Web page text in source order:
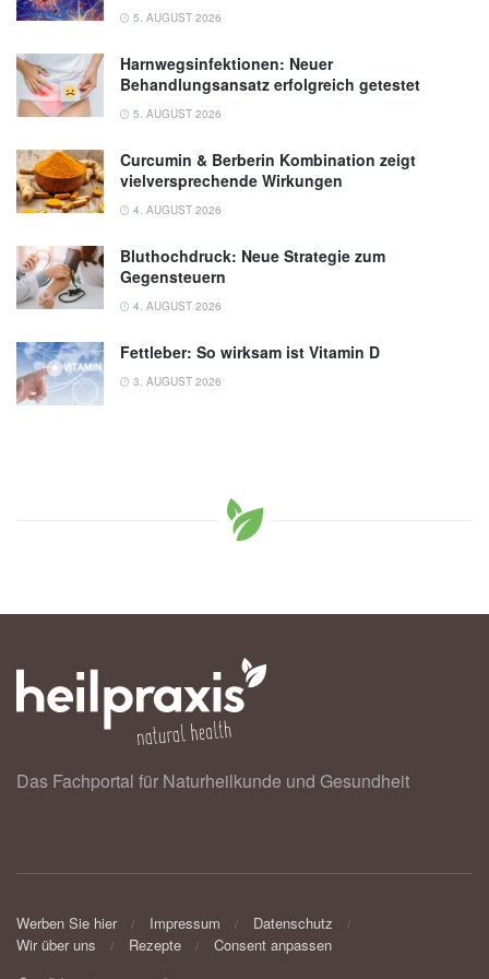
5. AUGUST 2026
Harnwegsinfektionen: Neuer
Behandlungsansatz erfolgreich getestet
5. AUGUST 2026
Curcumin & Berberin Kombination zeigt
vielversprechende Wirkungen
4. AUGUST 2026
Bluthochdruck: Neue Strategie zum
Gegensteuern
4. AUGUST 2026
Fettleber: So wirksam ist Vitamin D
3. AUGUST 2026
Das Fachportal für Naturheilkunde und Gesundheit
Werben Sie hier Impressum
Datenschutz
Wir über uns
Rezepte Consent anpassen